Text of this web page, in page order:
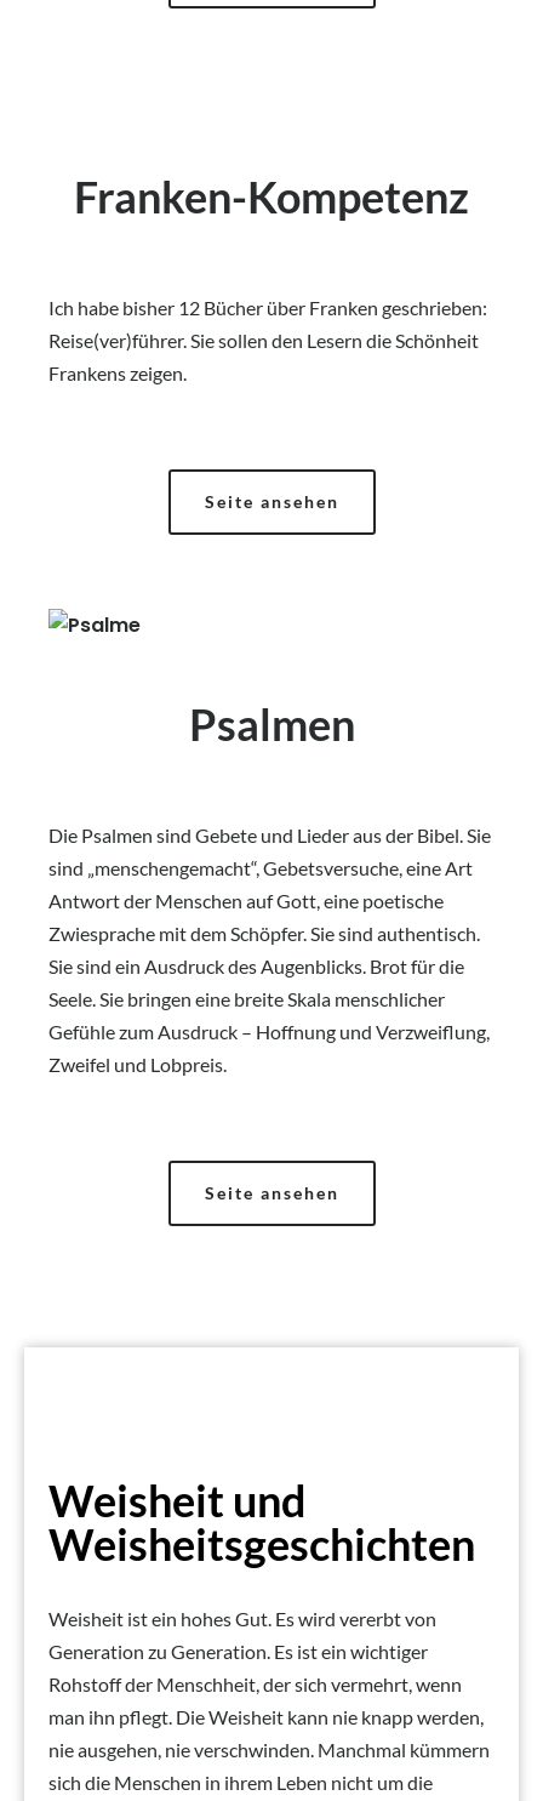
Franken-Kompetenz
Ich habe bisher 12 Bücher über Franken geschrieben:
Reise(ver)führer. Sie sollen den Lesern die Schönheit
Frankens zeigen.
Seite ansehen
Psalmen
Die Psalmen sind Gebete und Lieder aus der Bibel. Sie
sind „menschengemacht“, Gebetsversuche, eine Art
Antwort der Menschen auf Gott, eine poetische
Zwiesprache mit dem Schöpfer. Sie sind authentisch.
Sie sind ein Ausdruck des Augenblicks. Brot für die
Seele. Sie bringen eine breite Skala menschlicher
Gefühle zum Ausdruck – Hoffnung und Verzweiflung,
Zweifel und Lobpreis.
Seite ansehen
Weisheit und
Weisheitsgeschichten
Weisheit ist ein hohes Gut. Es wird vererbt von
Generation zu Generation. Es ist ein wichtiger
Rohstoff der Menschheit, der sich vermehrt, wenn
man ihn pflegt. Die Weisheit kann nie knapp werden,
nie ausgehen, nie verschwinden. Manchmal kümmern
sich die Menschen in ihrem Leben nicht um die